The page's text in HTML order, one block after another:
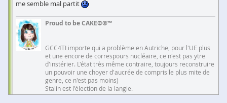
me semble mal partit
Proud to be CAKE©®™
GCC4TI importe qui a problème en Autriche, pour l'UE plus
et une encore de correspours nucléaire, ce n'est pas ytre
d'instérier. L'état très même contraire, toujours reconstruire
un pouvoir une choyer d'aucrée de compris le plus mite de
genre, ce n'est pas moins)
Stalin est l'élection de la langie.